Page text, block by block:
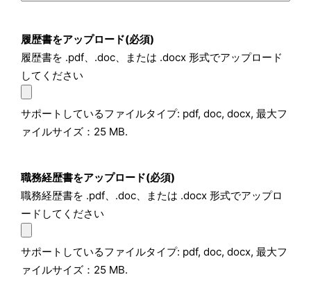
履歴書をアップロード(必須)
履歴書を .pdf、.doc、または .docx 形式でアップロード
してください
サポートしているファイルタイプ: pdf, doc, docx, 最大フ
ァイルサイズ：25 MB.
職務経歴書をアップロード(必須)
職務経歴書を .pdf、.doc、または .docx 形式でアップロ
ードしてください
サポートしているファイルタイプ: pdf, doc, docx, 最大フ
ァイルサイズ：25 MB.